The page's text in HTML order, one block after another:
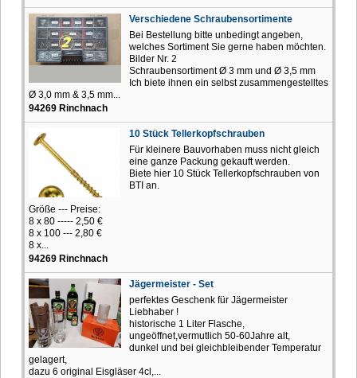
Verschiedene Schraubensortimente
Bei Bestellung bitte unbedingt angeben,
welches Sortiment Sie gerne haben möchten.
Bilder Nr. 2
Schraubensortiment Ø 3 mm und Ø 3,5 mm
Ich biete ihnen ein selbst zusammengestelltes
Ø 3,0 mm & 3,5 mm...
94269 Rinchnach
10 Stück Tellerkopfschrauben
Für kleinere Bauvorhaben muss nicht gleich
eine ganze Packung gekauft werden.
Biete hier 10 Stück Tellerkopfschrauben von
BTI an.
Größe --- Preise:
8 x 80 ----- 2,50 €
8 x 100 --- 2,80 €
8 x...
94269 Rinchnach
Jägermeister - Set
perfektes Geschenk für Jägermeister
Liebhaber !
historische 1 Liter Flasche,
ungeöffnet,vermutlich 50-60Jahre alt,
dunkel und bei gleichbleibender Temperatur
gelagert,
dazu 6 original Eisgläser 4cl,...